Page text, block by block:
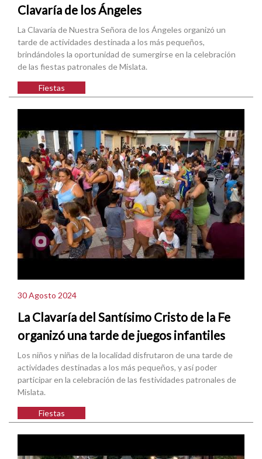
Clavaría de los Ángeles
La Clavaría de Nuestra Señora de los Ángeles organizó un
tarde de actividades destinada a los más pequeños,
brindándoles la oportunidad de sumergirse en la celebración
de las fiestas patronales de Mislata.
Fiestas
30 Agosto 2024
La Clavaría del Santísimo Cristo de la Fe
organizó una tarde de juegos infantiles
Los niños y niñas de la localidad disfrutaron de una tarde de
actividades destinadas a los más pequeños, y así poder
participar en la celebración de las festividades patronales de
Mislata.
Fiestas